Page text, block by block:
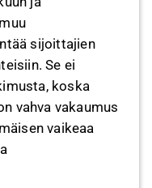
sijoittajien
Se ei
koska
vahva vakaumus
vaikeaa